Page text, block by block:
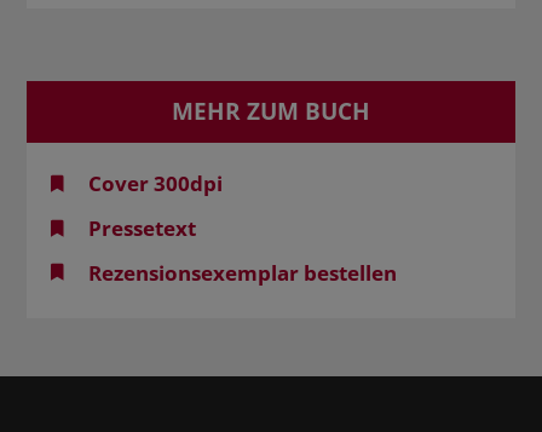
MEHR ZUM BUCH
Cover 300dpi
Pressetext
Rezensionsexemplar bestellen